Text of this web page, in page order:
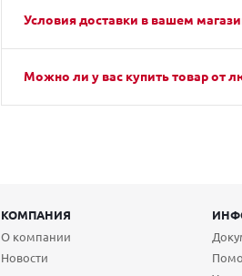
Условия доставки в вашем
Можно ли у вас купить товар от
КОМПАНИЯ
О компании
Новости